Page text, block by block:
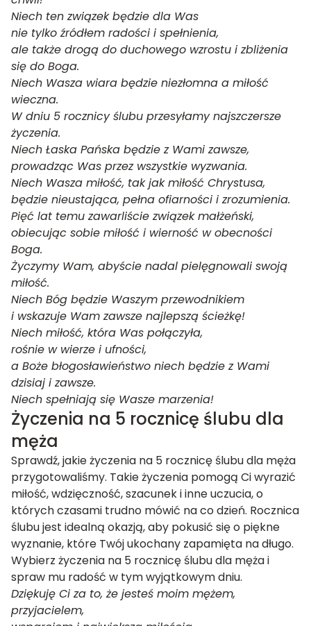
Niech ten związek będzie dla Was
nie tylko źródłem radości i spełnienia,
ale także drogą do duchowego wzrostu i zbliżenia
się do Boga.
Niech Wasza wiara będzie niezłomna a miłość
wieczna.
W dniu 5 rocznicy ślubu przesyłamy najszczersze
życzenia.
Niech Łaska Pańska będzie z Wami zawsze,
prowadząc Was przez wszystkie wyzwania.
Niech Wasza miłość, tak jak miłość Chrystusa,
będzie nieustająca, pełna ofiarności i zrozumienia.
Pięć lat temu zawarliście związek małżeński,
obiecując sobie miłość i wierność w obecności
Boga.
Życzymy Wam, abyście nadal pielęgnowali swoją
miłość.
Niech Bóg będzie Waszym przewodnikiem
i wskazuje Wam zawsze najlepszą ścieżkę!
Niech miłość, która Was połączyła,
rośnie w wierze i ufności,
a Boże błogosławieństwo niech będzie z Wami
dzisiaj i zawsze.
Niech spełniają się Wasze marzenia!
Życzenia na 5 rocznicę ślubu dla
męża
Sprawdź, jakie życzenia na 5 rocznicę ślubu dla męża
przygotowaliśmy. Takie życzenia pomogą Ci wyrazić
miłość, wdzięczność, szacunek i inne uczucia, o
których czasami trudno mówić na co dzień. Rocznica
ślubu jest idealną okazją, aby pokusić się o piękne
wyznanie, które Twój ukochany zapamięta na długo.
Wybierz życzenia na 5 rocznicę ślubu dla męża i
spraw mu radość w tym wyjątkowym dniu.
Dziękuję Ci za to, że jesteś moim mężem,
przyjacielem,